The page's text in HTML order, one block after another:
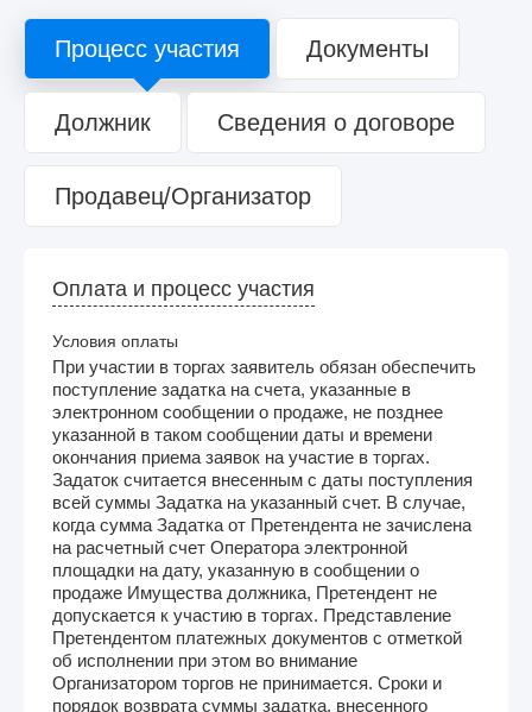
Процесс участия Документы
Должник Сведения о договоре
Продавец/Организатор
Оплата и процесс участия
Условия оплаты
При участии в торгах заявитель обязан обеспечить
поступление задатка на счета, указанные в
электронном сообщении о продаже, не позднее
указанной в таком сообщении даты и времени
окончания приема заявок на участие в торгах.
Задаток считается внесенным с даты поступления
всей суммы Задатка на указанный счет. В случае,
когда сумма Задатка от Претендента не зачислена
на расчетный счет Оператора электронной
площадки на дату, указанную в сообщении о
продаже Имущества должника, Претендент не
допускается к участию в торгах. Представление
Претендентом платежных документов с отметкой
об исполнении при этом во внимание
Организатором торгов не принимается. Сроки и
порядок возврата суммы задатка, внесенного